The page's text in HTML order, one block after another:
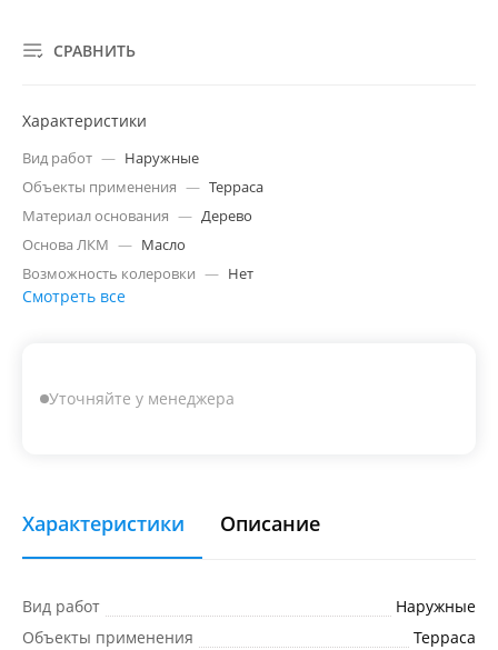
СРАВНИТЬ
Характеристики
Вид работ — Наружные
Объекты применения — Терраса
Материал основания — Дерево
Основа ЛКМ — Масло
Возможность колеровки — Нет
Смотреть все
Уточняйте у менеджера
Характеристики Описание
Вид работ
Наружные
Объекты применения
Терраса